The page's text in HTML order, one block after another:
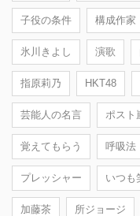
子役の条件 構成作家
氷川きよし 演歌
指原莉乃 HKT48
芸能人の名言 ポスト
覚えてもらう 呼吸法
プレッシャー いつも
加藤茶 所ジョージ